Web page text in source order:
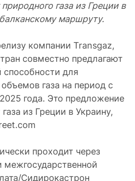
газа из Греции в
маршруту.
компании Transgaz,
совместно предлагают
способности для
газа на период с
года. Это предложение
из Греции в Украину,
проходит через
Сидирокастрон